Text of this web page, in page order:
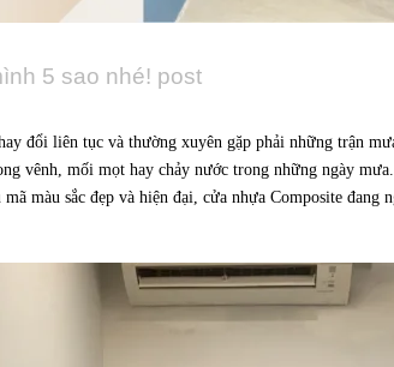
5 sao nhé! post
đổi liên tục và thường xuyên gặp phải những trận
vênh, mối mọt hay chảy nước trong những ngày mưa.
màu sắc đẹp và hiện đại, cửa nhựa Composite